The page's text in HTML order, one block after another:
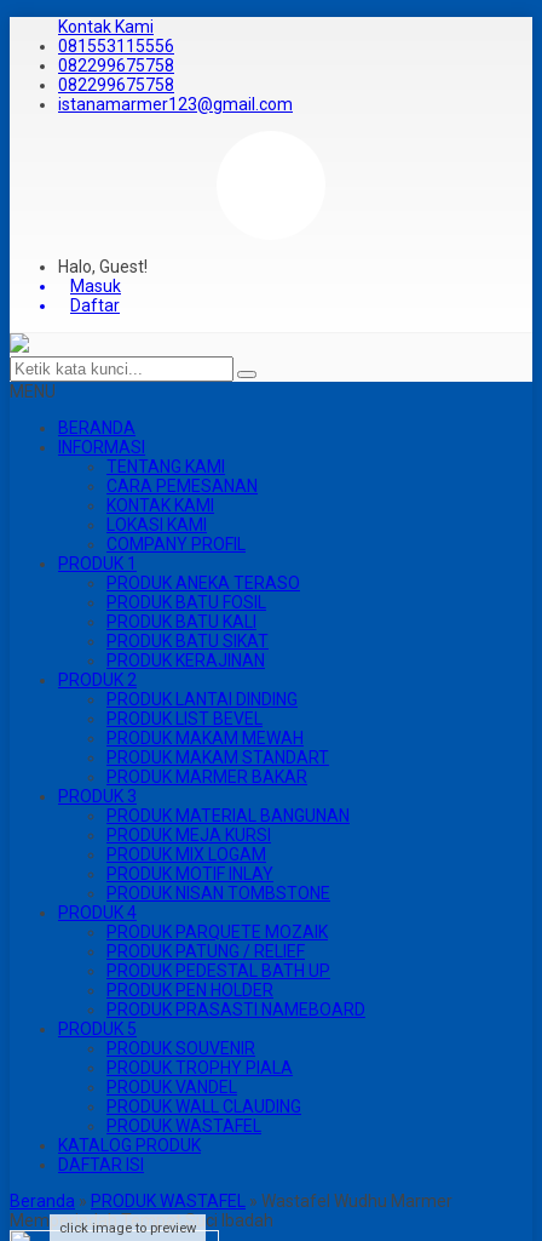
Kontak Kami
081553115556
082299675758
082299675758
istanamarmer123@gmail.com
Halo, Guest!
Masuk
Daftar
MENU
BERANDA
INFORMASI
TENTANG KAMI
CARA PEMESANAN
KONTAK KAMI
LOKASI KAMI
COMPANY PROFIL
PRODUK 1
PRODUK ANEKA TERASO
PRODUK BATU FOSIL
PRODUK BATU KALI
PRODUK BATU SIKAT
PRODUK KERAJINAN
PRODUK 2
PRODUK LANTAI DINDING
PRODUK LIST BEVEL
PRODUK MAKAM MEWAH
PRODUK MAKAM STANDART
PRODUK MARMER BAKAR
PRODUK 3
PRODUK MATERIAL BANGUNAN
PRODUK MEJA KURSI
PRODUK MIX LOGAM
PRODUK MOTIF INLAY
PRODUK NISAN TOMBSTONE
PRODUK 4
PRODUK PARQUETE MOZAIK
PRODUK PATUNG / RELIEF
PRODUK PEDESTAL BATH UP
PRODUK PEN HOLDER
PRODUK PRASASTI NAMEBOARD
PRODUK 5
PRODUK SOUVENIR
PRODUK TROPHY PIALA
PRODUK VANDEL
PRODUK WALL CLAUDING
PRODUK WASTAFEL
KATALOG PRODUK
DAFTAR ISI
Beranda » PRODUK WASTAFEL » Wastafel Wudhu Marmer
Memperindah Tempat Suci Ibadah
click image to preview